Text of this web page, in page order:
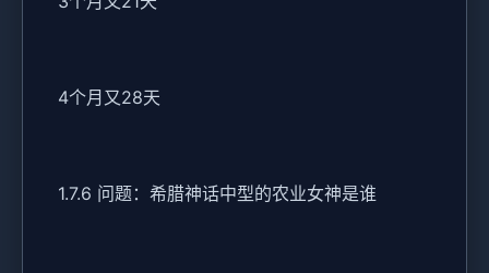
4个月又28天
1.7.6 问题：希腊神话中型的农业女神是谁